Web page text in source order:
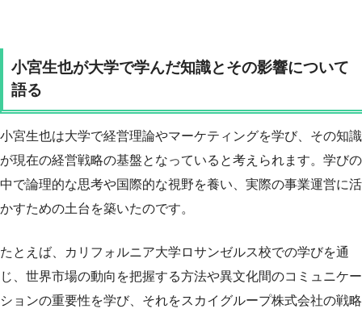
小宮生也が大学で学んだ知識とその影響について
語る
小宮生也は大学で経営理論やマーケティングを学び、その知識
が現在の経営戦略の基盤となっていると考えられます。学びの
中で論理的な思考や国際的な視野を養い、実際の事業運営に活
かすための土台を築いたのです。
たとえば、カリフォルニア大学ロサンゼルス校での学びを通
じ、世界市場の動向を把握する方法や異文化間のコミュニケー
ションの重要性を学び、それをスカイグループ株式会社の戦略